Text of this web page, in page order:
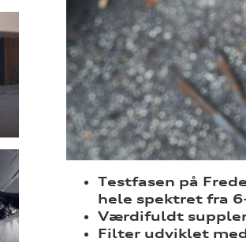
Testfasen på
hele spektret fra
Værdifuldt
Filter udviklet